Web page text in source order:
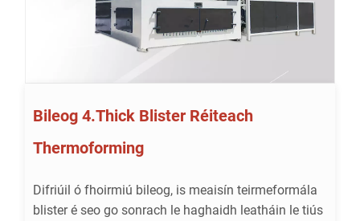
Bileog 4.Thick Blister Réiteach
Thermoforming
Difriúil ó fhoirmiú bileog, is meaisín teirmeformála
blister é seo go sonrach le haghaidh leatháin le tiús